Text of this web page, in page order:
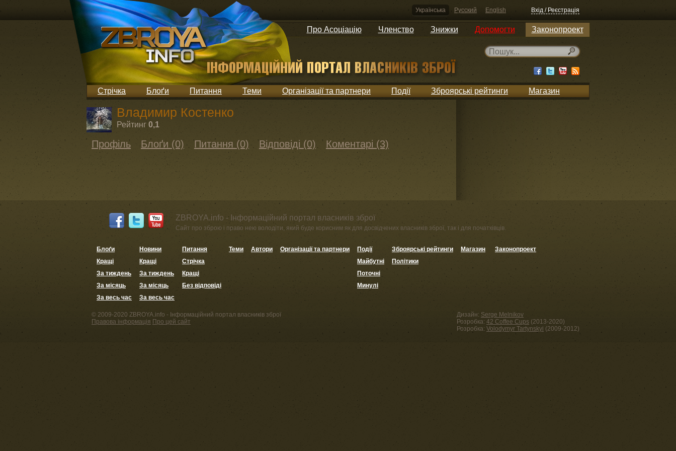
Українська Русский English Вхід / Реєстрація
Про Асоціацію Членство Знижки Допомогти Законопроект
Стрічка Блоґи Питання Теми Організації та партнери Події Зброярські рейтинги Магазин
Владимир Костенко
Рейтинг 0,1
Профіль Блоґи (0) Питання (0) Відповіді (0) Коментарі (3)
ZBROYA.info - Інформаційний портал власників зброї
Сайт про зброю і право нею володіти, який буде корисним як для досвідчених власників зброї, так і для початківців.
Блоґи
Кращі
За тиждень
За місяць
За весь час
Новини
Кращі
За тиждень
За місяць
За весь час
Питання
Стрічка
Кращі
Без відповіді
Теми Автори Організації та партнери
Події
Майбутні
Поточні
Минулі
Зброярські рейтинги
Політики
Магазин Законопроект
© 2009-2020 ZBROYA.info - Інформаційний портал власників зброї
Правова інформація Про цей сайт
Дизайн: Serge Melnikov
Розробка: 42 Coffee Cups (2013-2020)
Розробка: Volodymyr Tartynskyi (2009-2012)